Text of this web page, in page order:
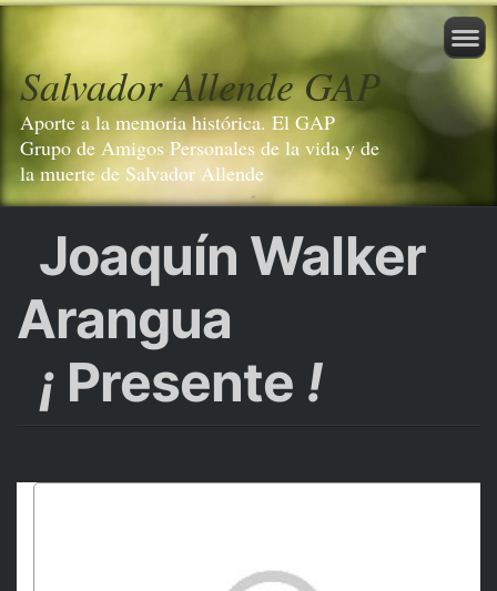
Salvador Allende GAP
Aporte a la memoria histórica. El GAP
Grupo de Amigos Personales de la vida y de
la muerte de Salvador Allende
Joaquín Walker
Arangua
¡ Presente !